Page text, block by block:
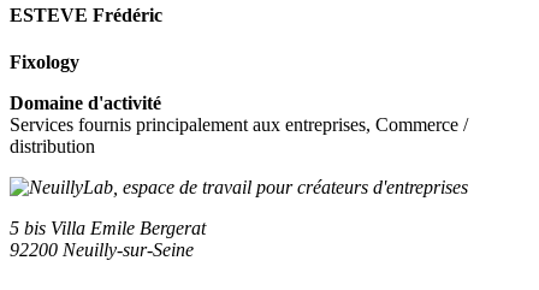
ESTEVE Frédéric
Fixology
Domaine d'activité
Services fournis principalement aux entreprises, Commerce /
distribution
5 bis Villa Emile Bergerat
92200 Neuilly-sur-Seine